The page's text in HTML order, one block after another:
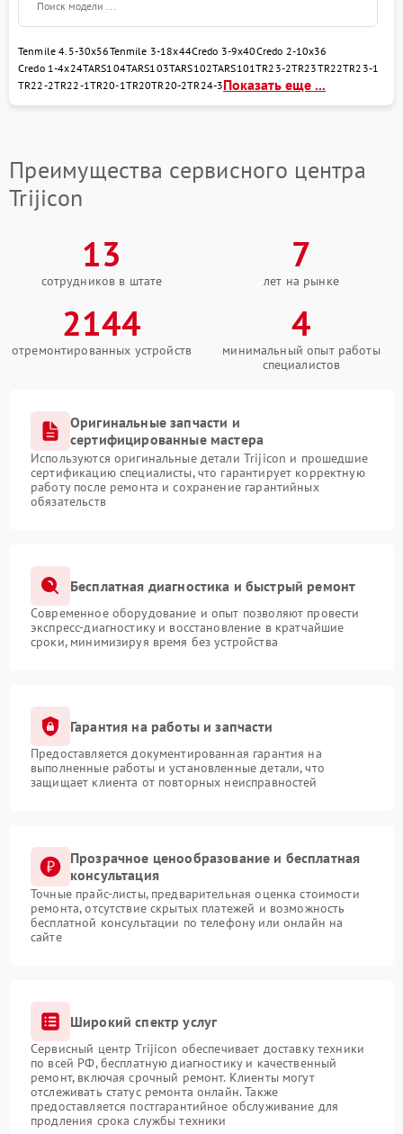
попадания влаги
650 рублей
Замена шим контроллера 650 рублей
Tenmile 4.5-30x56Tenmile 3-18x44Credo 3-9x40Credo 2-10x36
Credo 1-4x24TARS104TARS103TARS102TARS101TR23-2TR23TR22TR23-1
TR22-2TR22-1TR20-1TR20TR20-2TR24-3Показать еще ...
Преимущества сервисного центра
Trijicon
13
сотрудников в штате
7
лет на рынке
2144
отремонтированных устройств
4
минимальный опыт работы
специалистов
Оригинальные запчасти и
сертифицированные мастера
Используются оригинальные детали Trijicon и прошедшие
сертификацию специалисты, что гарантирует корректную
работу после ремонта и сохранение гарантийных
обязательств
Бесплатная диагностика и быстрый ремонт
Современное оборудование и опыт позволяют провести
экспресс-диагностику и восстановление в кратчайшие
сроки, минимизируя время без устройства
Гарантия на работы и запчасти
Предоставляется документированная гарантия на
выполненные работы и установленные детали, что
защищает клиента от повторных неисправностей
Прозрачное ценообразование и бесплатная
консультация
Точные прайс-листы, предварительная оценка стоимости
ремонта, отсутствие скрытых платежей и возможность
бесплатной консультации по телефону или онлайн на
сайте
Широкий спектр услуг
Сервисный центр Trijicon обеспечивает доставку техники
по всей РФ, бесплатную диагностику и качественный
ремонт, включая срочный ремонт. Клиенты могут
отслеживать статус ремонта онлайн. Также
предоставляется постгарантийное обслуживание для
продления срока службы техники